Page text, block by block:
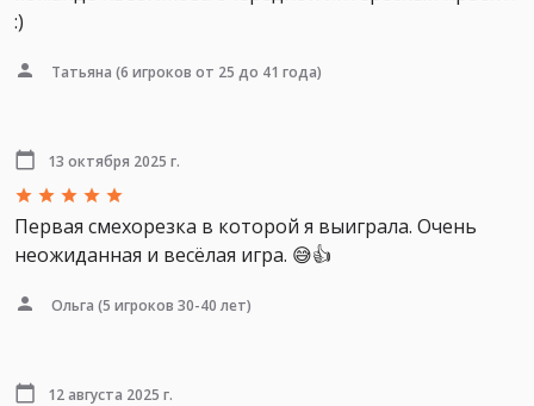
:)
Татьяна (6 игроков от 25 до 41 года)
13 октября 2025 г.
Первая смехорезка в которой я выиграла. Очень
неожиданная и весёлая игра. 😅👍
Ольга (5 игроков 30-40 лет)
12 августа 2025 г.